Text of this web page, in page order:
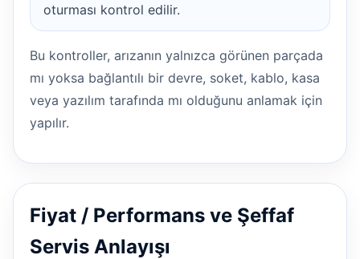
oturması kontrol edilir.
Bu kontroller, arızanın yalnızca görünen parçada
mı yoksa bağlantılı bir devre, soket, kablo, kasa
veya yazılım tarafında mı olduğunu anlamak için
yapılır.
Fiyat / Performans ve Şeffaf
Servis Anlayışı